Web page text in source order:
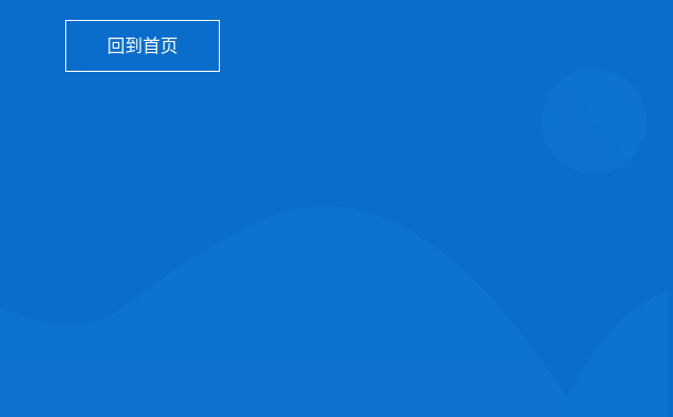
回到首页